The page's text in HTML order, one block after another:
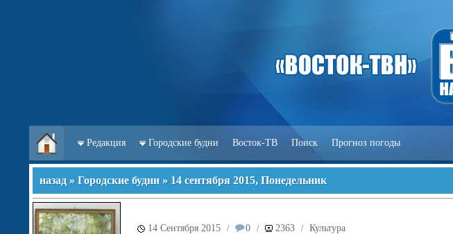
Редакция Городские будни Восток-ТВ Поиск Прогноз погоды
назад » Городские будни » 14 сентября 2015, Понедельник
14 Сентября 2015 / 0 / 2363 / Культура